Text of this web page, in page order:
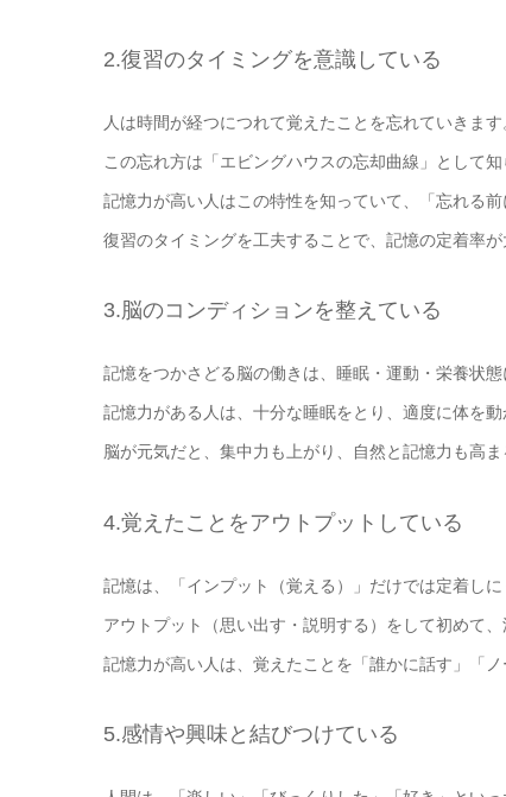
2.復習のタイミングを意識している
人は時間が経つにつれて覚えたことを忘れていきます
この忘れ方は「エビングハウスの忘却曲線」として
記憶力が高い人はこの特性を知っていて、「忘れる
復習のタイミングを工夫することで、記憶の定着率が
3.脳のコンディションを整えている
記憶をつかさどる脳の働きは、睡眠・運動・栄養状態
記憶力がある人は、十分な睡眠をとり、適度に体を
脳が元気だと、集中力も上がり、自然と記憶力も高ま
4.覚えたことをアウトプットしている
記憶は、「インプット（覚える）」だけでは定着しに
アウトプット（思い出す・説明する）をして初めて
記憶力が高い人は、覚えたことを「誰かに話す」「
5.感情や興味と結びつけている